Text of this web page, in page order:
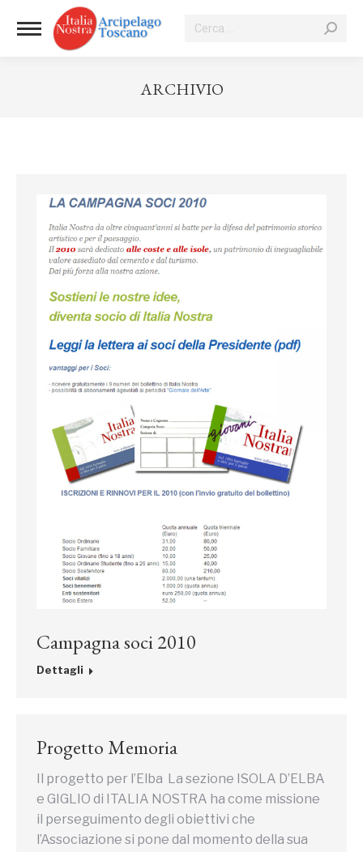
Cerca:
ARCHIVIO
Campagna soci 2010
Dettagli
Progetto Memoria
Il progetto per l’Elba La sezione ISOLA D’ELBA
e GIGLIO di ITALIA NOSTRA ha come missione
il perseguimento degli obiettivi che
l’Associazione si pone dal momento della sua